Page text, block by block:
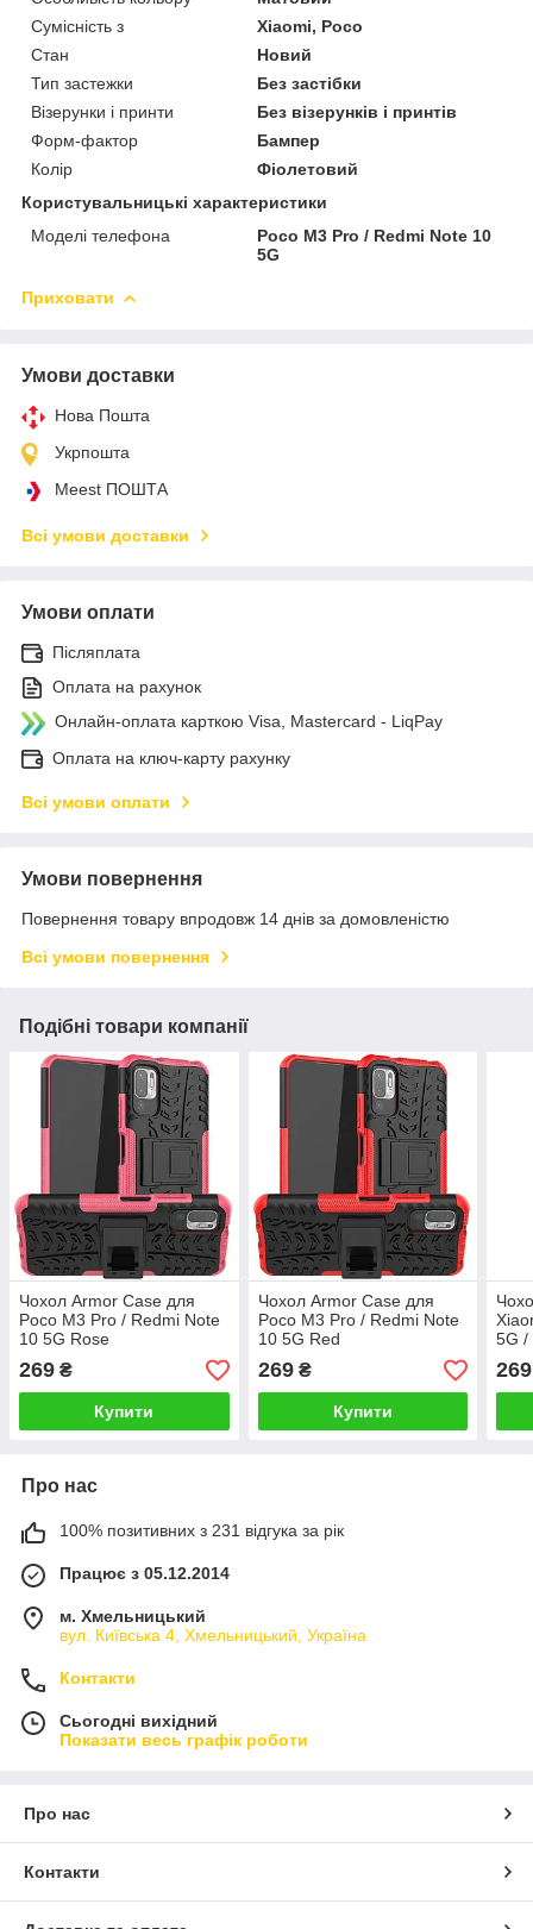
Сумісність з
Xiaomi, Poco
Стан
Новий
Тип застежки
Без застібки
Візерунки і принти
Без візерунків і принтів
Форм-фактор
Бампер
Колір
Фіолетовий
Користувальницькі характеристики
Моделі телефона
Poco M3 Pro / Redmi Note 10
5G
Приховати
Умови доставки
Нова Пошта
Укрпошта
Meest ПОШТА
Всі умови доставки
Умови оплати
Післяплата
Оплата на рахунок
Онлайн-оплата карткою Visa, Mastercard - LiqPay
Оплата на ключ-карту рахунку
Всі умови оплати
Умови повернення
Повернення товару впродовж 14 днів за домовленістю
Всі умови повернення
Подібні товари компанії
Чохол Armor Case для
Poco M3 Pro / Redmi Note
10 5G Rose
269 ₴
Купити
Чохол Armor Case для
Poco M3 Pro / Redmi Note
10 5G Red
269₴
Купити
5G /
269
Про нас
100% позитивних з 231 відгука за рік
Працює з 05.12.2014
м. Хмельницький
вул. Київська 4, Хмельницький, Україна
Контакти
Сьогодні вихідний
Показати весь графік роботи
Про нас
Контакти